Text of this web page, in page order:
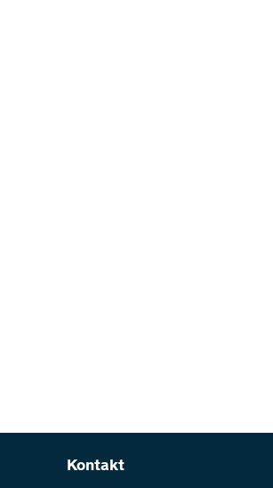
Kontakt